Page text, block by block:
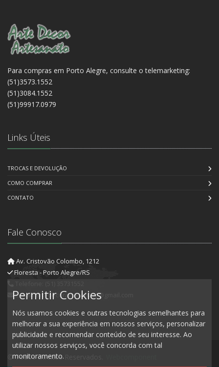
Para compras em Porto Alegre, consulte o telemarketing:
(51)3573.1552
(51)3084.1552
(51)99917.0979
Links Úteis
TROCAS E DEVOLUÇÃO
COMO COMPRAR
CONTATO
Fale Conosco
Av. Cristovão Colombo, 1212
Floresta - Porto Alegre/RS
E-mail: artedecorartesanato@gmail.com
© Todos Direitos Reservados.
Permitir Cookies
Nós usamos cookies e outras tecnologias semelhantes para
melhorar a sua experiência em nossos serviços, personalizar
publicidade e recomendar conteúdo de seu interesse. Ao
utilizar nossos serviços, você concorda com tal
monitoramento.